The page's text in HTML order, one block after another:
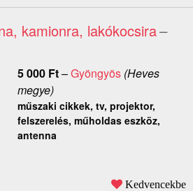
kamionra, lakókocsira–
5 000 Ft–Gyöngyös(Heves
megye)
műszaki cikkek, tv, projektor,
felszerelés, műholdas eszköz,
antenna
Kedvencekbe